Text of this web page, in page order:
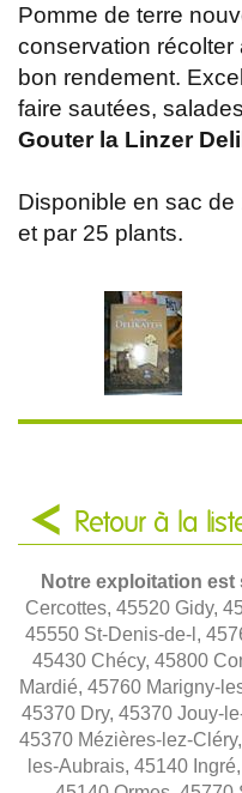
Pomme de terre
conservation récolter
bon rendement.
faire sautées,
Gouter la Linzer
Disponible en sac
et par 25 plants.
Retour à la
Notre exploitation est
Cercottes, 45520 Gidy,
45550 St-Denis-de-l,
45430 Chécy, 45800
Mardié, 45760 Marigny-
45370 Dry, 45370 Jouy-
45370 Mézières-lez-
les-Aubrais, 45140